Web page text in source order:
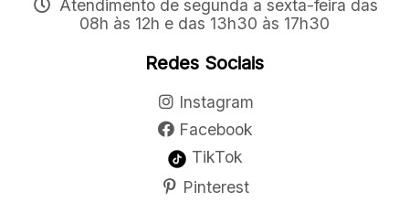
Atendimento de segunda a sexta-feira das
08h às 12h e das 13h30 às 17h30
Redes Sociais
Instagram
Facebook
TikTok
Pinterest